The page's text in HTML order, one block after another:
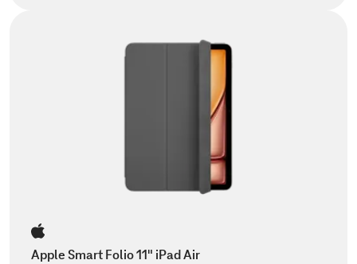
Apple Smart Folio 11" iPad Air